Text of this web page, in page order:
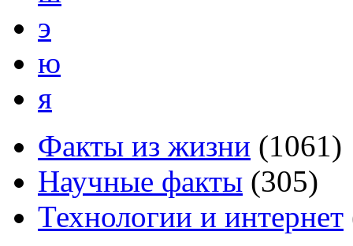
э
ю
я
Факты из жизни (1061)
Научные факты (305)
Технологии и интернет